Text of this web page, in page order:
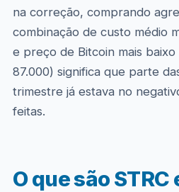
na correção, comprando
combinação de custo médio
e preço de Bitcoin mais
87.000) significa que parte
trimestre já estava no
feitas.
O que são STRC